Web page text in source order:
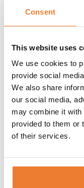
Consent
This website uses
We use cookies to
provide social
We also share
our social media,
may combine it with
provided to them or
of their services.
MÅTT: H 9 cm Ø 8 cm
FÄRG: Klart
Klicka pådenna länkför
ladda ner pdfen
08-50 000 450
E-post: info@table.se
Öppettider:Måndag –